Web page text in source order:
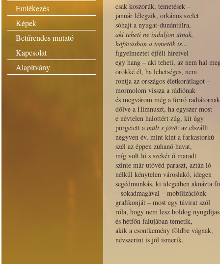
Emlékezés
Képek
Betűrendes mutató
Kapcsolat
Alapítvány
csak koszorúk, temetések –
január lélegzik, orkános szelet
sóhajt a nyugat-dunántúlra,
aki teheti ne induljon útnak,
hófúvásban a temetők is…
figyelmeztet éjféli híreivel
egy hang – aki teheti, az nem hal
örökké él, ha lehetséges, nem
rontja az országos életkorátlagot –
mormolom vissza a rádiónak
és megvárom még a forró radiátornak
dőlve a Himnuszt, ha egyszer most
e névtelen halottért zúg, kit úgy
pörgetett a múlt s jövő: az elszállt
negyven év, mint kint a farkastorkú
szél az éppen zuhanó havat,
míg volt ló s szekér ő maradt
szinte már utóvéd paraszt, aztán ló
nélkül kénytelen városlakó, idegen
segédmunkás, ki idegeiben aknázta
– sokadmagával – mobilizációnk
grafikonját – most egy távirat szól
róla, hogy nem lesz boldog
és hétfőn falujában temetik,
akik a csontkemény földbe vágnak,
névszerint is jól ismerik.